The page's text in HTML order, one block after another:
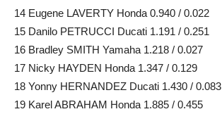
14 Eugene LAVERTY Honda 0.940 / 0.022
15 Danilo PETRUCCI Ducati 1.191 / 0.251
16 Bradley SMITH Yamaha 1.218 / 0.027
17 Nicky HAYDEN Honda 1.347 / 0.129
18 Yonny HERNANDEZ Ducati 1.430 / 0.083
19 Karel ABRAHAM Honda 1.885 / 0.455